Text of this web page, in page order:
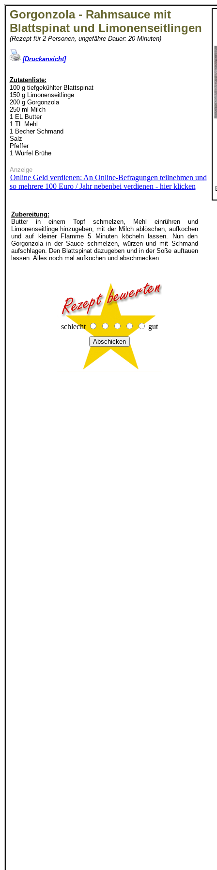
Gorgonzola - Rahmsauce mit
Blattspinat und Limonenseitlingen
(Rezept für 2 Personen, ungefähre Dauer: 20 Minuten)
[Druckansicht]
Zutatenliste:
100 g tiefgekühlter Blattspinat
150 g Limonenseitlinge
200 g Gorgonzola
250 ml Milch
1 EL Butter
1 TL Mehl
1 Becher Schmand
Salz
Pfeffer
1 Würfel Brühe
Anzeige
Online Geld verdienen: An Online-Befragungen teilnehmen und
so mehrere 100 Euro / Jahr nebenbei verdienen - hier klicken
Zubereitung:
Butter in einem Topf schmelzen, Mehl einrühren und
Limonenseitlinge hinzugeben, mit der Milch ablöschen, aufkochen
und auf kleiner Flamme 5 Minuten köcheln lassen. Nun den
Gorgonzola in der Sauce schmelzen, würzen und mit Schmand
aufschlagen. Den Blattspinat dazugeben und in der Soße auftauen
lassen. Alles noch mal aufkochen und abschmecken.
schlecht gut